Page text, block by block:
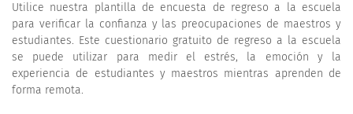
Utilice nuestra plantilla de encuesta de regreso a la escuela
para verificar la confianza y las preocupaciones de maestros y
estudiantes. Este cuestionario gratuito de regreso a la escuela
se puede utilizar para medir el estrés, la emoción y la
experiencia de estudiantes y maestros mientras aprenden de
forma remota.